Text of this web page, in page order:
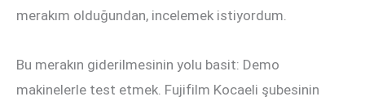
merakım olduğundan, incelemek istiyordum.
Bu merakın giderilmesinin yolu basit: Demo
makinelerle test etmek. Fujifilm Kocaeli şubesinin